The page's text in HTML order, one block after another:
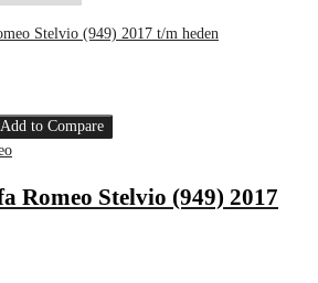
Add to Compare
Romeo Stelvio (949) 2017